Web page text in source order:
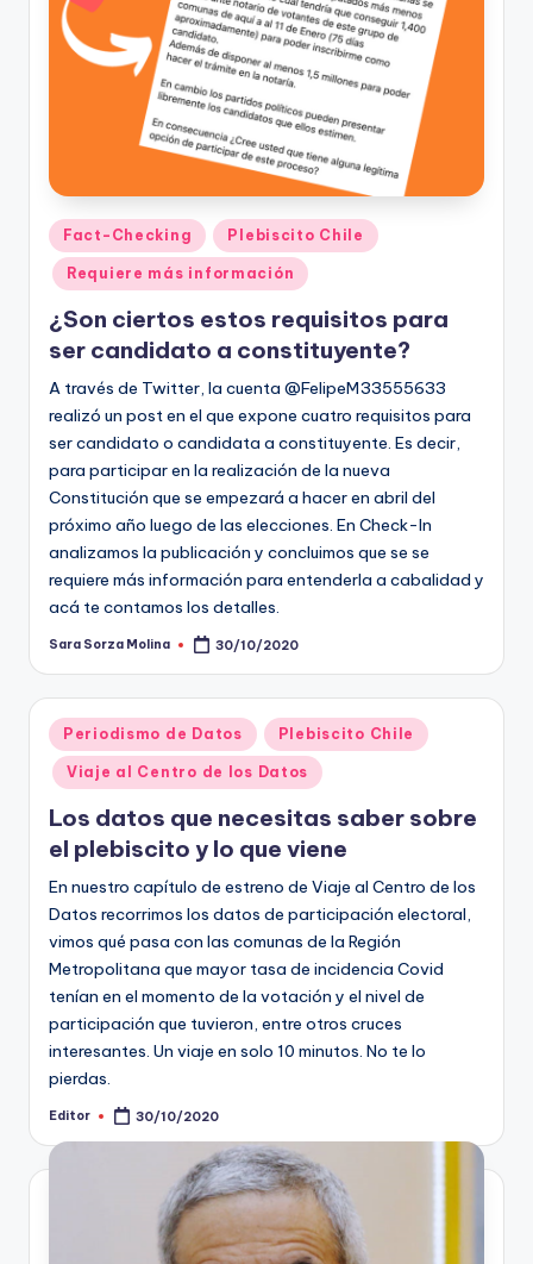
F
a
c
-
C
h
e
c
ki
n
g
Publicado
en
Fact-Checking Plebiscito Chile
Requiere más información
¿Son ciertos estos requisitos para
ser candidato a constituyente?
A través de Twitter, la cuenta @FelipeM33555633
realizó un post en el que expone cuatro requisitos para
ser candidato o candidata a constituyente. Es decir,
para participar en la realización de la nueva
Constitución que se empezará a hacer en abril del
próximo año luego de las elecciones. En Check-In
analizamos la publicación y concluimos que se se
requiere más información para entenderla a cabalidad y
acá te contamos los detalles.
Publicado
Sara Sorza Molina 30/10/2020
Publicado
en
Periodismo de Datos Plebiscito Chile
Viaje al Centro de los Datos
Los datos que necesitas saber sobre
el plebiscito y lo que viene
En nuestro capítulo de estreno de Viaje al Centro de los
Datos recorrimos los datos de participación electoral,
vimos qué pasa con las comunas de la Región
Metropolitana que mayor tasa de incidencia Covid
tenían en el momento de la votación y el nivel de
participación que tuvieron, entre otros cruces
interesantes. Un viaje en solo 10 minutos. No te lo
pierdas.
Publicado
Editor 30/10/2020